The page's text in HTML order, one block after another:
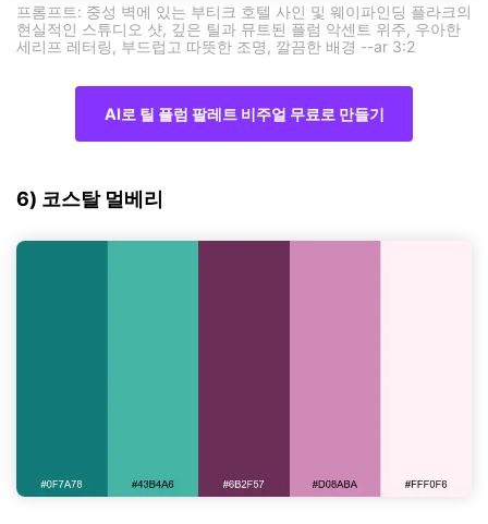
프롬프트: 중성 벽에 있는 부티크 호텔 사인 및 웨이파인딩 플라크의
현실적인 스튜디오 샷, 깊은 틸과 뮤트된 플럼 악센트 위주, 우아한
세리프 레터링, 부드럽고 따뜻한 조명, 깔끔한 배경 --ar 3:2
AI로 틸 플럼 팔레트 비주얼 무료로 만들기
6) 코스탈 멀베리